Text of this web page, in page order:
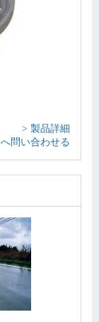
> 製品詳細
問い合わせる